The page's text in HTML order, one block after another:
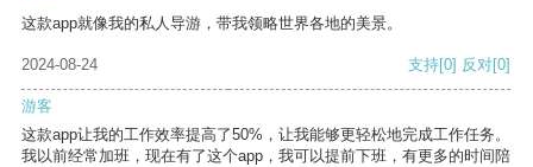
这款app就像我的私人导游，带我领略世界各地的美景。
2024-08-24 支持[0] 反对[0]
游客
这款app让我的工作效率提高了50%，让我能够更轻松地完成工作任务。
我以前经常加班，现在有了这个app，我可以提前下班，有更多的时间陪